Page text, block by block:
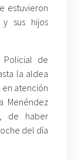
estuvieron
sus hijos
de
la aldea
en atención
Menéndez
de haber
del día